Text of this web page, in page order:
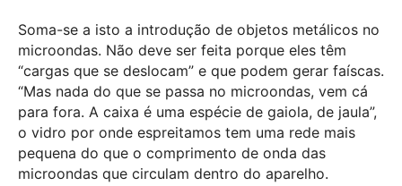
Soma-se a isto a introdução de objetos metálicos no
microondas. Não deve ser feita porque eles têm
“cargas que se deslocam” e que podem gerar faíscas.
“Mas nada do que se passa no microondas, vem cá
para fora. A caixa é uma espécie de gaiola, de jaula”,
o vidro por onde espreitamos tem uma rede mais
pequena do que o comprimento de onda das
microondas que circulam dentro do aparelho.